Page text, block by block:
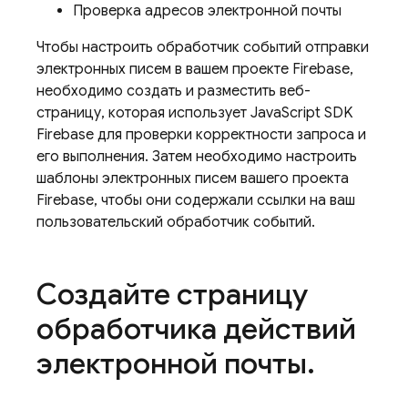
Проверка адресов электронной почты
Чтобы настроить обработчик событий отправки
электронных писем в вашем проекте Firebase,
необходимо создать и разместить веб-
страницу, которая использует JavaScript SDK
Firebase для проверки корректности запроса и
его выполнения. Затем необходимо настроить
шаблоны электронных писем вашего проекта
Firebase, чтобы они содержали ссылки на ваш
пользовательский обработчик событий.
Создайте страницу
обработчика действий
электронной почты.